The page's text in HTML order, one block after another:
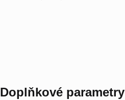
Doplňkové parametry